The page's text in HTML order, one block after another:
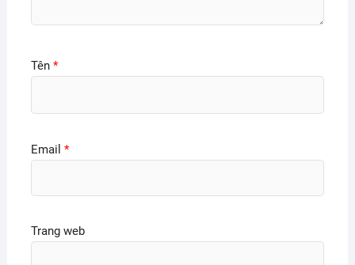
Tên *
Email *
Trang web